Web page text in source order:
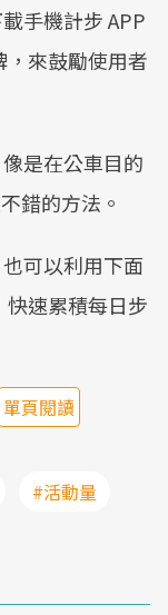
手機計步 APP
，來鼓勵使用者
是在公車目的
錯的方法。
可以利用下面
速累積每日步
單頁閱讀
#活動量